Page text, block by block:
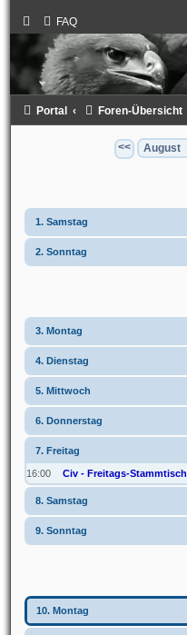
FAQ
Portal Foren-Übersicht
<<
1. Samstag
2. Sonntag
3. Montag
4. Dienstag
5. Mittwoch
6. Donnerstag
7. Freitag
16:00 Civ - Freitags-Stammtisch
8. Samstag
9. Sonntag
10. Montag